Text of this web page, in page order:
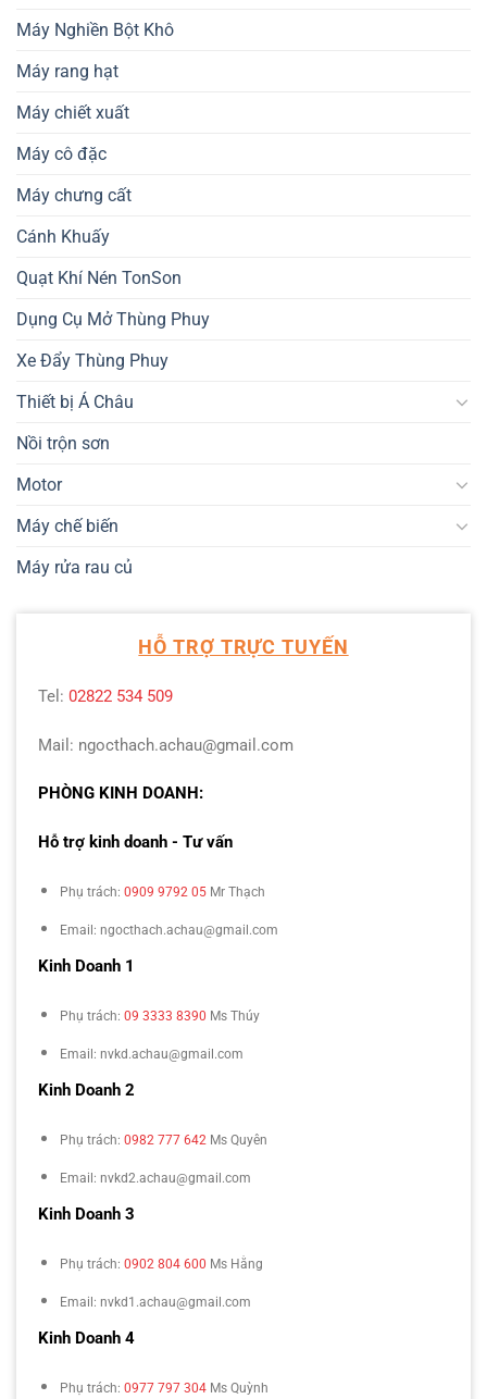
Máy Nghiền Bột Khô
Máy rang hạt
Máy chiết xuất
Máy cô đặc
Máy chưng cất
Cánh Khuấy
Quạt Khí Nén TonSon
Dụng Cụ Mở Thùng Phuy
Xe Đẩy Thùng Phuy
Thiết bị Á Châu
Nồi trộn sơn
Motor
Máy chế biến
Máy rửa rau củ
HỖ TRỢ TRỰC TUYẾN
Tel: 02822 534 509
Mail: ngocthach.achau@gmail.com
PHÒNG KINH DOANH:
Hỗ trợ kinh doanh - Tư vấn
Phụ trách: 0909 9792 05 Mr Thạch
Email: ngocthach.achau@gmail.com
Kinh Doanh 1
Phụ trách: 09 3333 8390 Ms Thúy
Email: nvkd.achau@gmail.com
Kinh Doanh 2
Phụ trách: 0982 777 642 Ms Quyên
Email: nvkd2.achau@gmail.com
Kinh Doanh 3
Phụ trách: 0902 804 600 Ms Hằng
Email: nvkd1.achau@gmail.com
Kinh Doanh 4
Phụ trách: 0977 797 304 Ms Quỳnh